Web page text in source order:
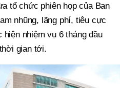
tổ chức phiên họp của Ban
nhũng, lãng phí, tiêu cực
nhiệm vụ 6 tháng đầu
gian tới.